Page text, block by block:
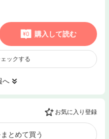
購入して読む
ックする
へ
お気に入り登録
とめて買う